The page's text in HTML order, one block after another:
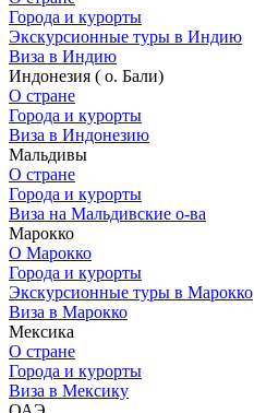
Города и курорты
Экскурсионные туры в Индию
Виза в Индию
Индонезия ( о. Бали)
О стране
Города и курорты
Виза в Индонезию
Мальдивы
О стране
Города и курорты
Виза на Мальдивские о-ва
Марокко
О Марокко
Города и курорты
Экскурсионные туры в Марокко
Виза в Марокко
Мексика
О стране
Города и курорты
Виза в Мексику